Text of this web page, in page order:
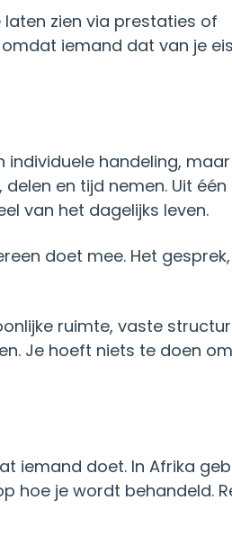
laten zien via prestaties of
iemand dat van je
handeling,
en tijd nemen. Uit
van het dagelijks leven.
doet mee. Het
ruimte, vaste
Je hoeft niets te doen
iemand doet. In Afrika
hoe je wordt behandeld.